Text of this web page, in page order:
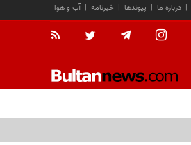
آب و هوا | خبرنامه | پیوندها | درباره ما |